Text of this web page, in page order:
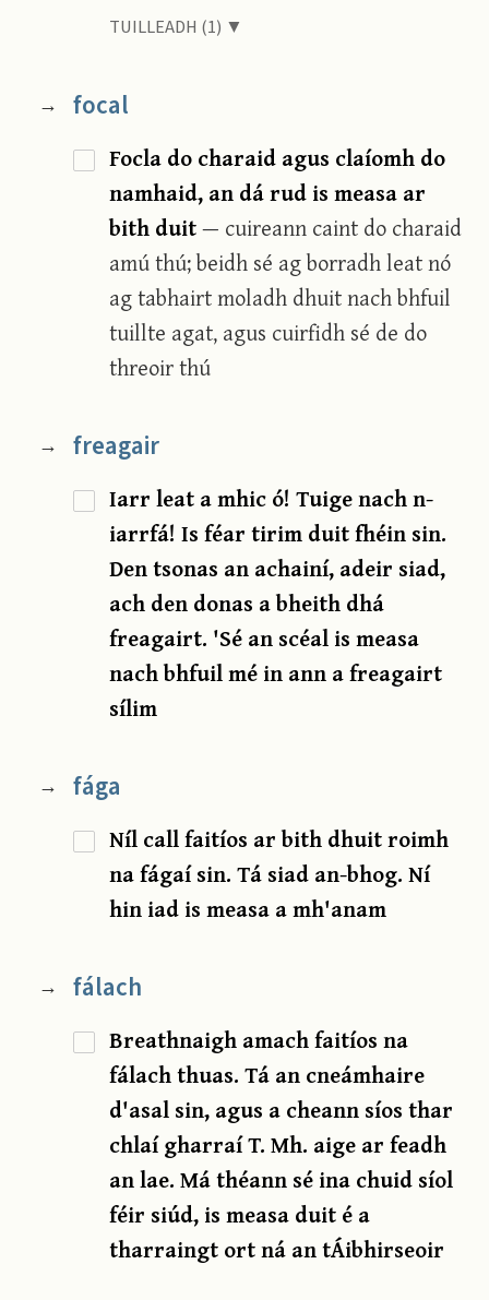
TUILLEADH (1) ▼
→ focal
Focla do charaid agus claíomh do
namhaid, an dá rud is measa ar
bith duit— cuireann caint do charaid
amú thú; beidh sé ag borradh leat nó
ag tabhairt moladh dhuit nach bhfuil
tuillte agat, agus cuirfidh sé de do
threoir thú
→ freagair
Iarr leat a mhic ó! Tuige nach n-
iarrfá! Is féar tirim duit fhéin sin.
Den tsonas an achainí, adeir siad,
ach den donas a bheith dhá
freagairt. 'Sé an scéal is measa
nach bhfuil mé in ann a freagairt
sílim
→ fága
Níl call faitíos ar bith dhuit roimh
na fágaí sin. Tá siad an-bhog. Ní
hin iad is measa a mh'anam
→ fálach
Breathnaigh amach faitíos na
fálach thuas. Tá an cneámhaire
d'asal sin, agus a cheann síos thar
chlaí gharraí T. Mh. aige ar feadh
an lae. Má théann sé ina chuid síol
féir siúd, is measa duit é a
tharraingt ort ná an tÁibhirseoir